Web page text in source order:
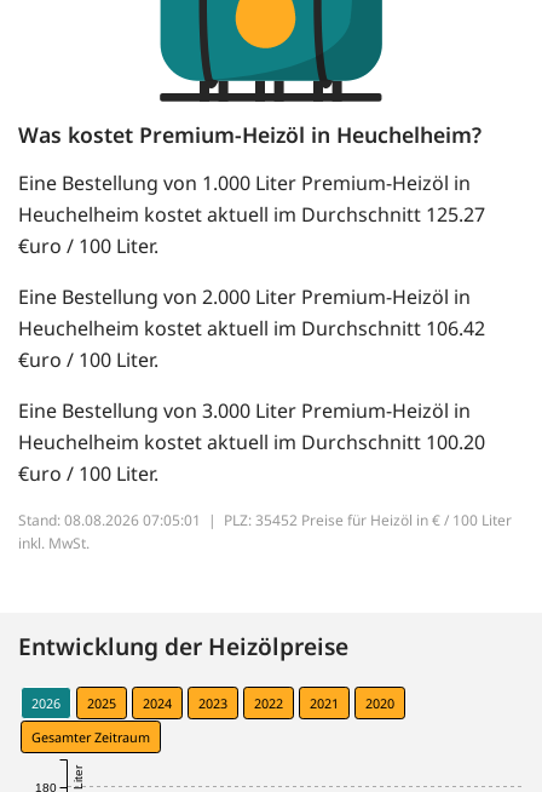
Was kostet Premium-Heizöl in Heuchelheim?
Eine Bestellung von 1.000 Liter Premium-Heizöl in
Heuchelheim kostet aktuell im Durchschnitt 125.27
€uro / 100 Liter.
Eine Bestellung von 2.000 Liter Premium-Heizöl in
Heuchelheim kostet aktuell im Durchschnitt 106.42
€uro / 100 Liter.
Eine Bestellung von 3.000 Liter Premium-Heizöl in
Heuchelheim kostet aktuell im Durchschnitt 100.20
€uro / 100 Liter.
Stand: 08.08.2026 07:05:01 | PLZ: 35452 Preise für Heizöl in € / 100 Liter
inkl. MwSt.
Entwicklung der Heizölpreise
2026 2025 2024 2023 2022 2021
2020
Gesamter Zeitraum
180